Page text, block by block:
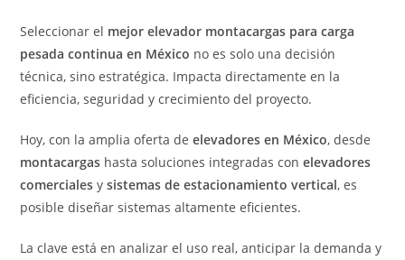
Seleccionar el mejor elevador montacargas para carga
pesada continua en México no es solo una decisión
técnica, sino estratégica. Impacta directamente en la
eficiencia, seguridad y crecimiento del proyecto.
Hoy, con la amplia oferta deelevadores en México, desde
montacargas hasta soluciones integradas conelevadores
comerciales ysistemas de estacionamiento vertical, es
posible diseñar sistemas altamente eficientes.
La clave está en analizar el uso real, anticipar la demanda y